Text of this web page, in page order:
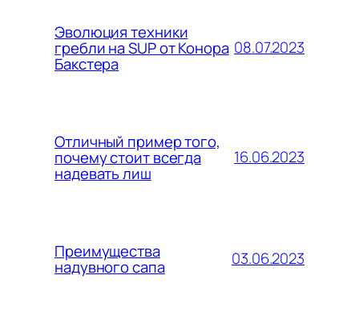
Эволюция техники
гребли на SUP от Конора
Бакстера
08.07.2023
Отличный пример того,
почему стоит всегда
надевать лиш
16.06.2023
Преимущества
надувного сапа 03.06.2023